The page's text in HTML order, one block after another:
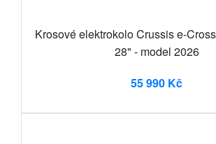
Krosové elektrokolo Crussis e-
28" - model 2026
55 990 Kč